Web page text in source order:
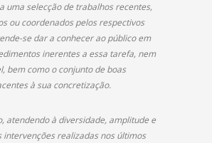
uma selecção de trabalhos recentes,
ou coordenados pelos respectivos
se dar a conhecer ao público em
inerentes a essa tarefa, nem
bem como o conjunto de boas
à sua concretização.
atendendo à diversidade, amplitude e
intervenções realizadas nos últimos